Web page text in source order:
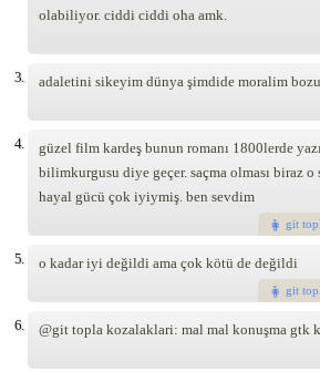
olabiliyor. ciddi ciddi oha amk.
3. adaletini sikeyim dünya şimdide moralim
4.
güzel film kardeş bunun romanı 1800lerde
bilimkurgusu diye geçer. saçma olması biraz o
hayal gücü çok iyiymiş. ben sevdim
git
5. o kadar iyi değildi ama çok kötü de değildi
git
6. @git topla kozalaklari: mal mal konuşma gtk